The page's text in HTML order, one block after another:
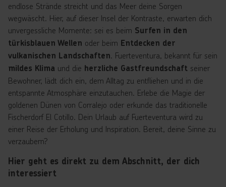
endlose Strände streicht und das Meer deine Sorgen
wegwäscht. Hier, auf dieser Insel der Kontraste, erwarten dich
unvergessliche Momente: sei es beim Surfen in den
türkisblauen Wellen oder beim Entdecken der
vulkanischen Landschaften. Fuerteventura, bekannt für sein
mildes Klima und die herzliche Gastfreundschaft seiner
Bewohner, lädt dich ein, dem Alltag zu entfliehen und in die
entspannte Atmosphäre einzutauchen. Erlebe die Magie der
goldenen Dünen von Corralejo oder erkunde das traditionelle
Fischerdorf El Cotillo. Dein Urlaub auf Fuerteventura wird zu
einer Reise der Erholung und Inspiration. Bereit, deine Sinne zu
verzaubern?
Hier geht es direkt zu dem Abschnitt, der dich
interessiert